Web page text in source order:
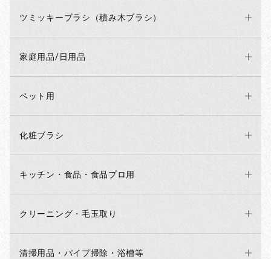
ツミッキーブラシ（積み木ブラシ）
家庭用品/日用品
ペット用
化粧ブラシ
キッチン・食品・食品プロ用
クリーニング・毛玉取り
清掃用品・パイプ掃除・浴槽等